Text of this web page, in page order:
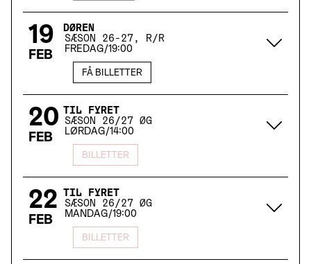
19
FEB
DØREN
SÆSON 26-27, R/R
FREDAG/19:00
FÅ BILLETTER
20
FEB
TIL FYRET
SÆSON 26/27 ØG
LØRDAG/14:00
BILLETTER
22
FEB
TIL FYRET
SÆSON 26/27 ØG
MANDAG/19:00
BILLETTER